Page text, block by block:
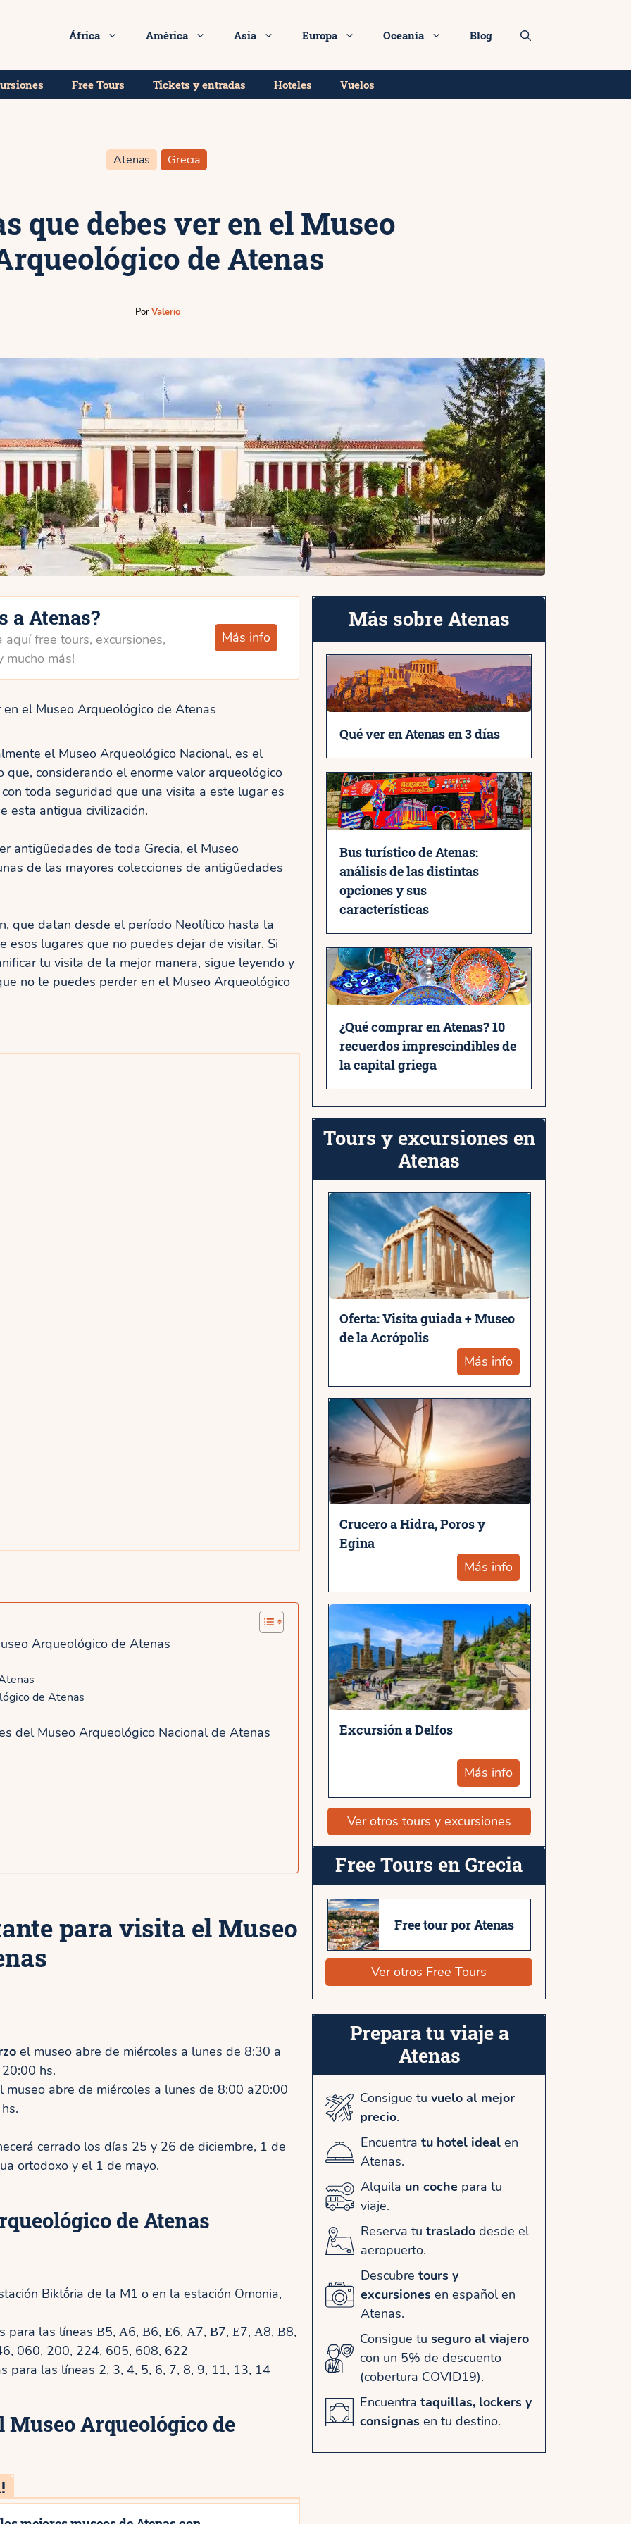
África América Asia Europa Oceanía Blog
Free Tours Tickets y entradas Hoteles Vuelos
Atenas Grecia
que debes ver en el Museo
de Atenas
PorValerio
a Atenas?
aquí free tours, excursiones,
mucho más!
Más info
el Museo Arqueológico de Atenas
el Museo Arqueológico Nacional, es el
considerando el enorme valor arqueológico
toda seguridad que una visita a este lugar es
esta antigua civilización.
antigüedades de toda Grecia, el Museo
de las mayores colecciones de antigüedades
que datan desde el período Neolítico hasta la
esos lugares que no puedes dejar de visitar. Si
tu visita de la mejor manera, sigue leyendo y
no te puedes perder en el Museo Arqueológico
Arqueológico de Atenas
de Atenas
del Museo Arqueológico Nacional de Atenas
para visita el Museo
el museo abre de miércoles a lunes de 8:30 a
hs.
museo abre de miércoles a lunes de 8:00 a20:00
cerrado los días 25 y 26 de diciembre, 1 de
ortodoxo y el 1 de mayo.
de Atenas
Biktṓria de la M1 o en la estación Omonia,
para las líneas Β5, Α6, Β6, Ε6, Α7, Β7, Ε7, Α8, Β8,
060, 200, 224, 605, 608, 622
para las líneas 2, 3, 4, 5, 6, 7, 8, 9, 11, 13, 14
Museo Arqueológico de
Más sobre Atenas
Qué ver en Atenas en 3 días
Bus turístico de Atenas:
análisis de las distintas
opciones y sus
características
¿Qué comprar en Atenas? 10
recuerdos imprescindibles de
la capital griega
Tours y excursiones en
Atenas
Oferta: Visita guiada + Museo
de la Acrópolis
Más info
Crucero a Hidra, Poros y
Egina
Más info
Excursión a Delfos
Más info
Ver otros tours y excursiones
Free Tours en Grecia
Free tour por Atenas
Ver otros Free Tours
Prepara tu viaje a
Atenas
Consigue tu vuelo al mejor
precio.
Encuentratu hotel ideal en
Atenas.
Alquila un coche para tu
viaje.
Reserva tu trasladodesde el
aeropuerto.
Descubretours y
excursiones en español en
Atenas.
Consigue tu seguro al viajero
con un 5% de descuento
(cobertura COVID19).
Encuentra taquillas, lockers y
consignas en tu destino.